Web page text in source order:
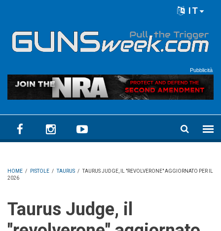
IT
Pubblicità
HOME / PISTOLE / TAURUS /
TAURUS JUDGE, IL "REVOLVERONE" AGGIORNATO PER IL
2026
Taurus Judge, il